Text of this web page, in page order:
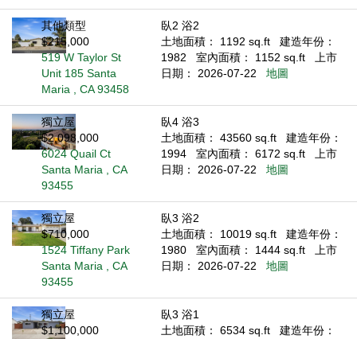
其他類型
$215,000
519 W Taylor St
Unit 185 Santa
Maria , CA 93458
臥2 浴2
土地面積： 1192 sq.ft
建造年份：
1982
室內面積： 1152 sq.ft
上市
日期： 2026-07-22
地圖
獨立屋
$2,098,000
6024 Quail Ct
Santa Maria , CA
93455
臥4 浴3
土地面積： 43560 sq.ft
建造年份：
1994
室內面積： 6172 sq.ft
上市
日期： 2026-07-22
地圖
獨立屋
$710,000
1524 Tiffany Park
Santa Maria , CA
93455
臥3 浴2
土地面積： 10019 sq.ft
建造年份：
1980
室內面積： 1444 sq.ft
上市
日期： 2026-07-22
地圖
獨立屋
$1,100,000
臥3 浴1
土地面積： 6534 sq.ft
建造年份：